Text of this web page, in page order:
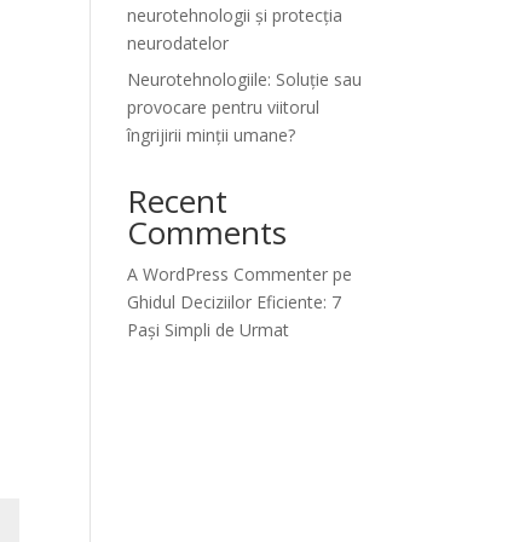
neurotehnologii și protecția
neurodatelor
Neurotehnologiile: Soluție sau
provocare pentru viitorul
îngrijirii minții umane?
Recent
Comments
A WordPress Commenter pe
Ghidul Deciziilor Eficiente: 7
Pași Simpli de Urmat